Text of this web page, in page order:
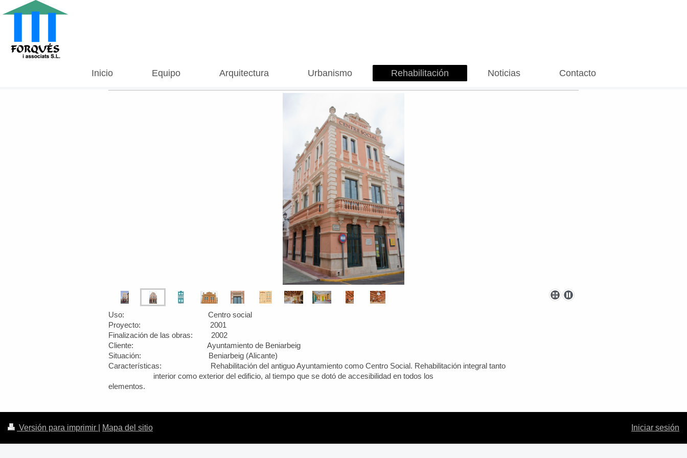
Inicio Equipo Arquitectura Urbanismo Rehabilitación Noticias Contacto
Uso: Centro social
Proyecto: 2001
Finalización de las obras: 2002
Cliente: Ayuntamiento de Beniarbeig
Situación: Beniarbeig (Alicante)
Características: Rehabilitación del antiguo Ayuntamiento como Centro Social. Rehabilitación integral tanto
interior como exterior del edificio, al tiempo que se dotó de accesibilidad en todos los
elementos.
Versión para imprimir Mapa del sitio Iniciar sesión